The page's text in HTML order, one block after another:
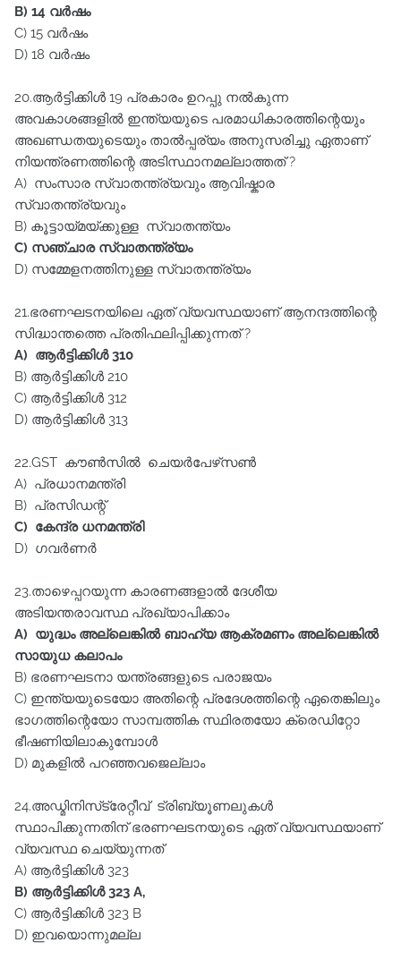
B) 14 വർഷം
C) 15 വർഷം
D) 18 വർഷം
20.ആർട്ടിക്കിൾ 19 പ്രകാരം ഉറപ്പു നൽകുന്ന
അവകാശങ്ങളിൽ ഇന്ത്യയുടെ പരമാധികാരത്തിന്റെയും
അഖണ്ഡതയുടെയും താൽപ്പര്യം അനുസരിച്ചു ഏതാണ്‌
നിയന്ത്രണത്തിന്റെ അടിസ്ഥാനമല്ലാത്തത്‌ ?
A) സംസാര സ്വാതന്ത്ര്യവും ആവിഷ്കാര
സ്വാതന്ത്ര്യവും
B) കൂട്ടായ്മയ്ക്കുള്ള സ്വാതന്ത്യം
C) സഞ്ചാര സ്വാതന്ത്ര്യം
D) സമ്മേളനത്തിനുള്ള സ്വാതന്ത്ര്യം
21.ഭരണഘടനയിലെ ഏത്‌ വ്യവസ്ഥയാണ്‌ ആനന്ദത്തിന്റെ
സിദ്ധാന്തത്തെ പ്രതിഫലിപ്പിക്കുന്നത്‌ ?
A) ആർട്ടിക്കിൾ 310
B) ആർട്ടിക്കിൾ 210
C) ആർട്ടിക്കിൾ 312
D) ആർട്ടിക്കിൾ 313
22.GST കൗൺസിൽ ചെയർപേഴ്‌സൺ
A) പ്രധാനമന്ത്രി
B) പ്രസിഡന്റ്‌
C) കേന്ദ്ര ധനമന്ത്രി
D) ഗവർണർ
23.താഴെപ്പറയുന്ന കാരണങ്ങളാൽ ദേശീയ
അടിയന്തരാവസ്ഥ പ്രഖ്യാപിക്കാം
A) യുദ്ധം അല്ലെങ്കിൽ ബാഹ്യ ആക്രമണം അല്ലെങ്കിൽ
സായുധ കലാപം
B) ഭരണഘടനാ യന്ത്രങ്ങളുടെ പരാജയം
C) ഇന്ത്യയുടെയോ അതിന്റെ പ്രദേശത്തിന്റെ ഏതെങ്കിലും
ഭാഗത്തിന്റെയോ സാമ്പത്തിക സ്ഥിരതയോ ക്രെഡിറ്റോ
ഭീഷണിയിലാകുമ്പോൾ
D) മുകളിൽ പറഞ്ഞവജെല്ലാം
24.അഡ്മിനിസ്‌ട്രേറ്റീവ് ട്രിബ്യൂണലുകൾ
സ്ഥാപിക്കുന്നതിന്‌ ഭരണഘടനയുടെ ഏത്‌ വ്യവസ്ഥയാണ്‌
വ്യവസ്ഥ ചെയ്യുന്നത്‌
A) ആർട്ടിക്കിൾ 323
B) ആർട്ടിക്കിൾ 323 A,
C) ആർട്ടിക്കിൾ 323 B
D) ഇവയൊന്നുമല്ല